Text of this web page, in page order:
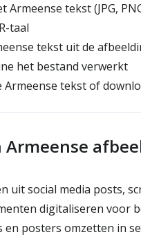
tekst (JPG,
taal
tekst uit de
het bestand verwerkt
tekst of
uit social media posts,
digitaliseren voor
en posters omzetten in